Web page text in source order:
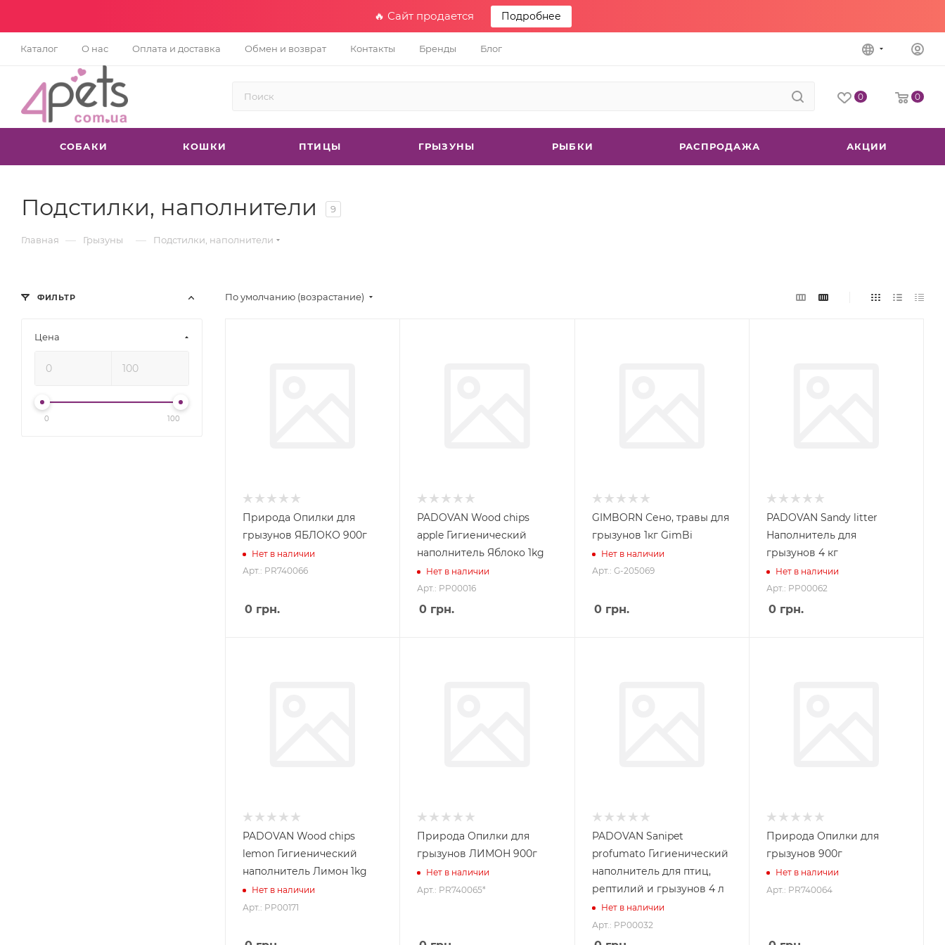
🔥 Сайт продается Подробнее
Каталог О нас Оплата и доставка Обмен и возврат Контакты Бренды Блог
0 0
СОБАКИ КОШКИ ПТИЦЫ ГРЫЗУНЫ РЫБКИ РАСПРОДАЖА АКЦИИ
Подстилки, наполнители 9
Главная — Грызуны — Подстилки, наполнители
По умолчанию (возрастание)
Природа Опилки для
грызунов ЯБЛОКО 900г
Нет в наличии
Арт.: PR740066
0 грн.
PADOVAN Wood chips
apple Гигиенический
наполнитель Яблоко 1kg
Нет в наличии
Арт.: PP00016
0 грн.
GIMBORN Сено, травы для
грызунов 1кг GimBi
Нет в наличии
Арт.: G-205069
0грн.
PADOVAN Sandy litter
Наполнитель для
грызунов 4 кг
Нет в наличии
Арт.: PP00062
0грн.
PADOVAN Wood chips
lemon Гигиенический
наполнитель Лимон 1kg
Нет в наличии
Арт.: PP00171
Природа Опилки для
грызунов ЛИМОН 900г
Нет в наличии
Арт.: PR740065*
PADOVAN Sanipet
profumato Гигиенический
наполнитель для птиц,
рептилий и грызунов 4 л
Нет в наличии
Арт.: PP00032
Природа Опилки для
грызунов 900г
Нет в наличии
Арт.: PR740064
ФИЛЬТР
Цена
0 100